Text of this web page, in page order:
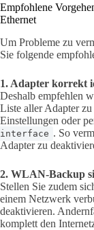
Empfohlene
Ethernet
Um Probleme zu
Sie folgende
1. Adapter korrekt
Deshalb empfehlen
Liste aller Adapter
Einstellungen oder
interface . So
Adapter zu
2. WLAN-Backup
Stellen Sie zudem
einem Netzwerk
deaktivieren.
komplett den